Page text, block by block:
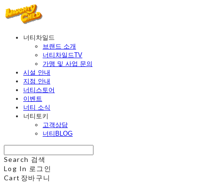
너티차일드
브랜드 소개
너티차일드TV
가맹 및 사업 문의
시설 안내
지점 안내
너티스토어
이벤트
너티 소식
너티토키
고객상담
너티BLOG
Search 검색
Log In 로그인
Cart 장바구니